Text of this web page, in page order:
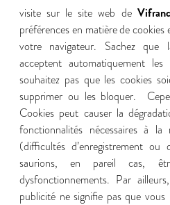
visite sur le site web de Vifranc
préférences en matière de
votre navigateur. Sachez que
acceptent automatiquement
souhaitez pas que les cookies
supprimer ou les bloquer.
Cookies peut causer la
fonctionnalités nécessaires à
(difficultés d’enregistrement
saurions, en pareil cas,
dysfonctionnements. Par
publicité ne signifie pas que